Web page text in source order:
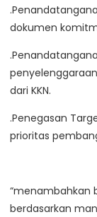
dokumen
dari KKN.
.Penegasan
prioritas
“menambahkan
berdasarkan